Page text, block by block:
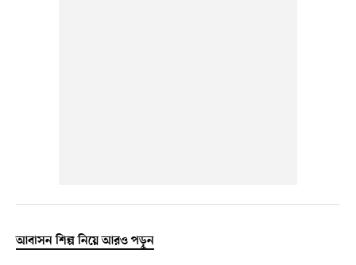
আবাসন শিল্প নিয়ে আরও পড়ুন